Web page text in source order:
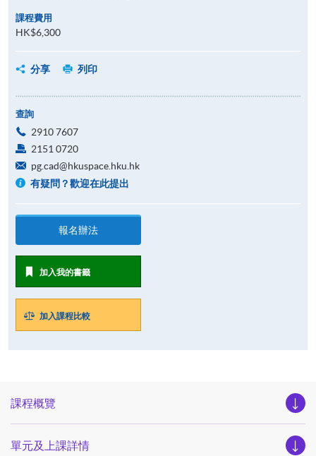
課程費用
HK$6,300
分享 列印
查詢
2910 7607
2151 0720
pg.cad@hkuspace.hku.hk
有疑問？歡迎在此提出
報名辦法
加入我的書籤
加入課程比較
課程概覽
單元及上課詳情